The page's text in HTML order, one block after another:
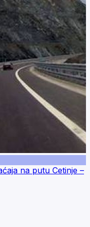
na putu Cetinje –